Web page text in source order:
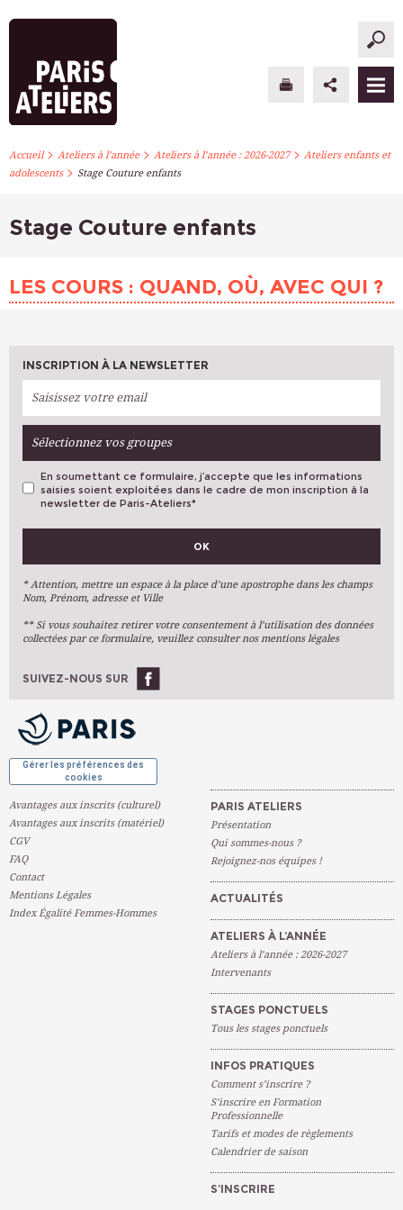
PARIS ATELIERS
ATELIERS À L’ANNÉE
STAGES PONCTUELS
S’INSCRIRE
Accueil> Ateliers à l’année> Ateliers à l’année : 2026-2027> Ateliers enfants et
adolescents> Stage Couture enfants
Stage Couture enfants
LES COURS : QUAND, OÙ, AVEC QUI ?
INSCRIPTION À LA NEWSLETTER
Sélectionnez vos groupes
VOS PRÉFÉRENCES
Arts Plastiques
Arts Du Texte
Arts Numériques
Ateliers À L'année
En soumettant ce formulaire, j’accepte que les informations
saisies soient exploitées dans le cadre de mon inscription à la
newsletter de Paris-Ateliers*
OK
* Attention, mettre un espace à la place d’une apostrophe dans les champs
Nom, Prénom, adresse et Ville
** Si vous souhaitez retirer votre consentement à l’utilisation des données
collectées par ce formulaire, veuillez consulter nos mentions légales
SUIVEZ-NOUS SUR
Gérer les préférences des
cookies
Avantages aux inscrits (culturel)
Avantages aux inscrits (matériel)
CGV
FAQ
Contact
Mentions Légales
Index Égalité Femmes-Hommes
PARIS ATELIERS
Présentation
Qui sommes-nous ?
Rejoignez-nos équipes !
ACTUALITÉS
ATELIERS À L’ANNÉE
Ateliers à l’année : 2026-2027
Intervenants
STAGES PONCTUELS
Tous les stages ponctuels
INFOS PRATIQUES
Comment s’inscrire ?
S’inscrire en Formation
Professionnelle
Tarifs et modes de règlements
Calendrier de saison
S’INSCRIRE